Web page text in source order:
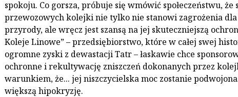
spokoju. Co gorsza, próbuje się wmówić społeczeństwu,
przewozowych kolejki nie tylko nie stanowi zagrożenia
przyrody, ale wręcz jest szansą na jej skuteczniejszą
Koleje Linowe” – przedsiębiorstwo, które w całej swej
ogromne zyski z dewastacji Tatr – łaskawie chce
ochronne i rekultywację zniszczeń dokonanych przez
warunkiem, że... jej niszczycielska moc zostanie
większą hipokryzję.